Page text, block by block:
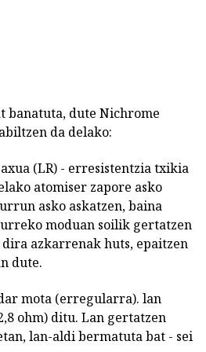
banatuta, dute Nichrome
da delako:
(LR) - erresistentzia txikia
atomiser zapore asko
asko askatzen, baina
moduan soilik gertatzen
dira azkarrenak huts, epaitzen
dute.
mota (erregularra). lan
ohm) ditu. Lan gertatzen
lan-aldi bermatuta bat - sei